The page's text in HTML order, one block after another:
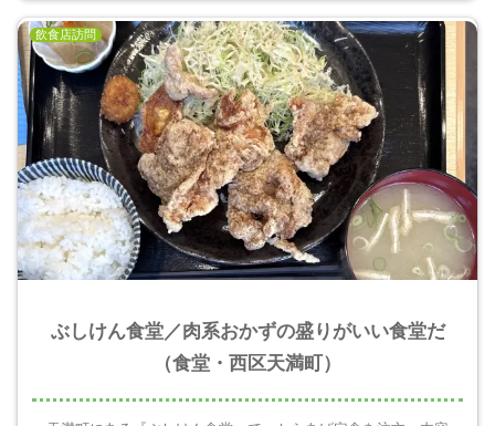
飲食店訪問
ぶしけん食堂／肉系おかずの盛りがいい食堂だ
（食堂・西区天満町）